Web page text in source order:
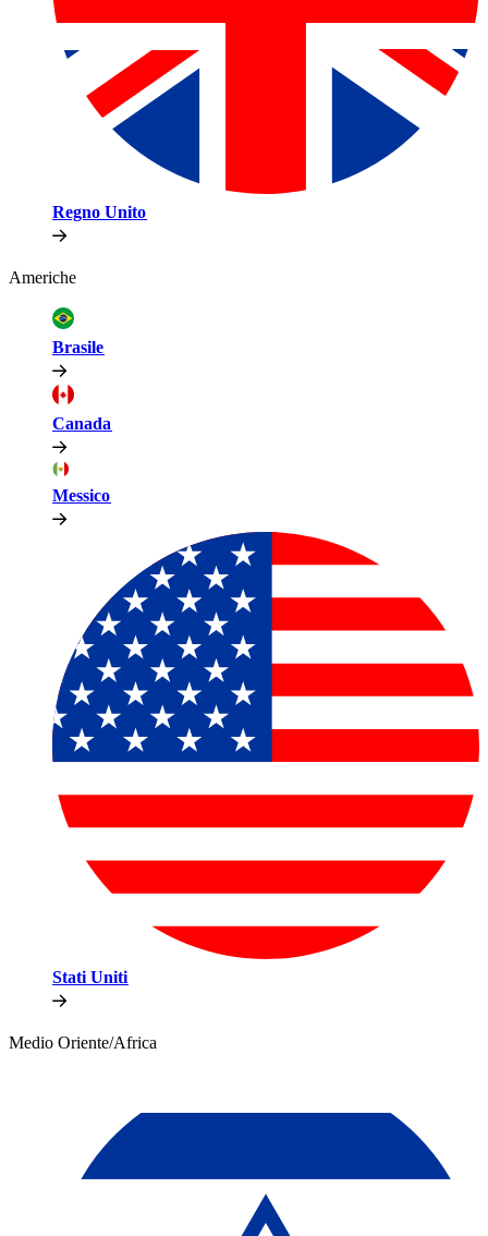
Regno Unito​​
Americhe​​
Brasile​​
Canada​​
Messico​​
Stati Uniti​​
Medio Oriente/Africa​​